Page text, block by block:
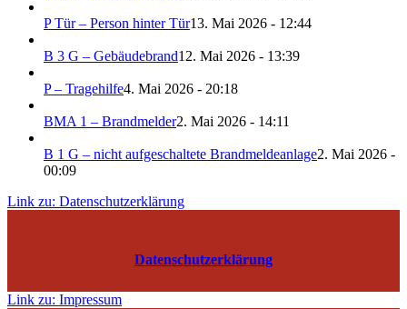
P Tür – Person hinter Tür13. Mai 2026 - 12:44
B 3 G – Gebäudebrand12. Mai 2026 - 13:39
P – Tragehilfe4. Mai 2026 - 20:18
BMA 1 – Brandmelder2. Mai 2026 - 14:11
B 1 G – nicht aufgeschaltete Brandmeldeanlage2. Mai 2026 -
00:09
Link zu: Datenschutzerklärung
Datenschutzerklärung
Link zu: Impressum